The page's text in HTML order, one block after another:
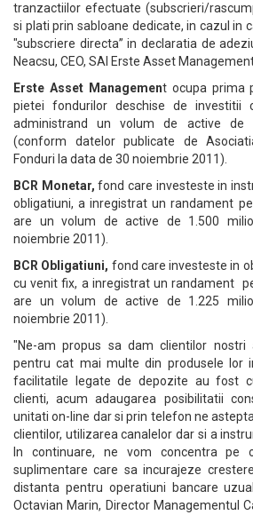
tranzactiilor efectuate (subscrieri/
si plati prin sabloane dedicate, in cazul in
"subscriere directa” in declaratia de
Neacsu, CEO, SAI Erste Asset Management
Erste Asset Management ocupa prima
pietei fondurilor deschise de investitii
administrand un volum de active de
(conform datelor publicate de
Fonduri la data de 30 noiembrie 2011).
BCR Monetar, fond care investeste in
obligatiuni, a inregistrat un randament
are un volum de active de 1.500
noiembrie 2011).
BCR Obligatiuni, fond care investeste in
cu venit fix, a inregistrat un randament
are un volum de active de 1.225
noiembrie 2011).
"Ne-am propus sa dam clientilor
pentru cat mai multe din produsele lor
facilitatile legate de depozite au fost
clienti, acum adaugarea posibilitatii
unitati on-line dar si prin telefon ne
clientilor, utilizarea canalelor dar si a
In continuare, ne vom concentra pe
suplimentare care sa incurajeze
distanta pentru operatiuni bancare
Octavian Marin, Director Managementul